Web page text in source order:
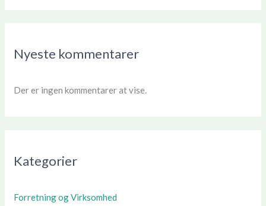
Nyeste kommentarer
Der er ingen kommentarer at vise.
Kategorier
Forretning og Virksomhed